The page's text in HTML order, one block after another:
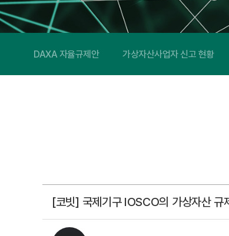
DAXA 자율규제안 가상자산사업자 신고 현황
[코빗] 국제기구 IOSCO의 가상자산 규